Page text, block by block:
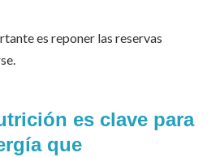
es reponer las reservas
es clave para
que